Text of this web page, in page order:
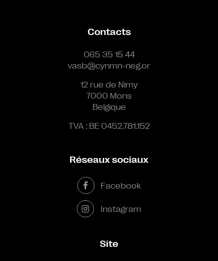
Contacts
065 35 15 44
vasb@cynmn-neg.or
12 rue de Nimy
7000 Mons
Belgique
TVA : BE 0452.781.152
Réseaux sociaux
Facebook
Instagram
Site